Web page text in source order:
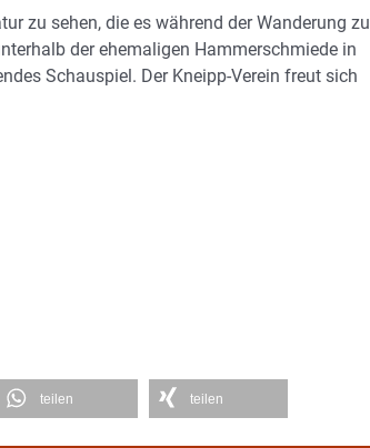
zu sehen, die es während der Wanderung zu
der ehemaligen Hammerschmiede in
Schauspiel. Der Kneipp-Verein freut sich
teilen teilen